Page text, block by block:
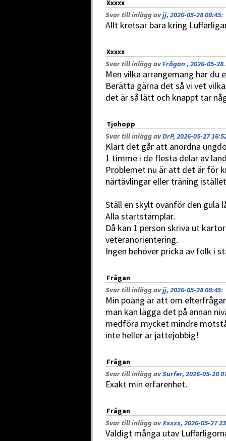
Xxxxx
Svar till inlägg avjj, 2026-05-28 08:45:
Allt kretsar bara kring
Xxxxx
Svar till inlägg avFrågan , 2026-05-28
Men vilka arrangemang har du
Berätta gärna det så vi vet
det är så lätt och knappt tar
Tjohopp
Svar till inlägg avDrP, 2026-05-27
Klart det går att anordna
1 timme i de flesta delar av
Problemet nu är att det är för
närtävlingar eller träning
Ställ en skylt ovanför den gula
Alla startstämplar.
Då kan 1 person skriva ut
veteranorientering.
Ingen behöver pricka av folk i
Frågan
Svar till inlägg avjj, 2026-05-28 08:45:
Min poäng är att om
man kan lägga det på annan
medföra mycket mindre
inte heller är jättejobbig!
Frågan
Svar till inlägg avSurfer, 2026-05-28
Exakt min erfarenhet.
Frågan
Svar till inlägg avXxxxx, 2026-05-27
Väldigt många utav